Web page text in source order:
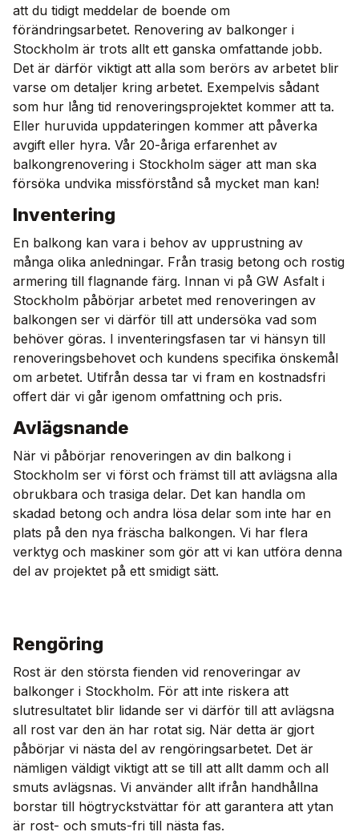
att du tidigt meddelar de boende om
förändringsarbetet. Renovering av balkonger i
Stockholm är trots allt ett ganska omfattande jobb.
Det är därför viktigt att alla som berörs av arbetet blir
varse om detaljer kring arbetet. Exempelvis sådant
som hur lång tid renoveringsprojektet kommer att ta.
Eller huruvida uppdateringen kommer att påverka
avgift eller hyra. Vår 20-åriga erfarenhet av
balkongrenovering i Stockholm säger att man ska
försöka undvika missförstånd så mycket man kan!
Inventering
En balkong kan vara i behov av upprustning av
många olika anledningar. Från trasig betong och rostig
armering till flagnande färg. Innan vi på GW Asfalt i
Stockholm påbörjar arbetet med renoveringen av
balkongen ser vi därför till att undersöka vad som
behöver göras. I inventeringsfasen tar vi hänsyn till
renoveringsbehovet och kundens specifika önskemål
om arbetet. Utifrån dessa tar vi fram en kostnadsfri
offert där vi går igenom omfattning och pris.
Avlägsnande
När vi påbörjar renoveringen av din balkong i
Stockholm ser vi först och främst till att avlägsna alla
obrukbara och trasiga delar. Det kan handla om
skadad betong och andra lösa delar som inte har en
plats på den nya fräscha balkongen. Vi har flera
verktyg och maskiner som gör att vi kan utföra denna
del av projektet på ett smidigt sätt.
Rengöring
Rost är den största fienden vid renoveringar av
balkonger i Stockholm. För att inte riskera att
slutresultatet blir lidande ser vi därför till att avlägsna
all rost var den än har rotat sig. När detta är gjort
påbörjar vi nästa del av rengöringsarbetet. Det är
nämligen väldigt viktigt att se till att allt damm och all
smuts avlägsnas. Vi använder allt ifrån handhållna
borstar till högtryckstvättar för att garantera att ytan
är rost- och smuts-fri till nästa fas.